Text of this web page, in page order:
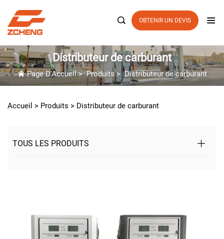
 OBTENIR UN DEVIS
Distributeur de carburant
Page D'Accueil>Produits>Distributeur de carburant
Accueil > Produits > Distributeur de carburant
TOUS LES PRODUITS